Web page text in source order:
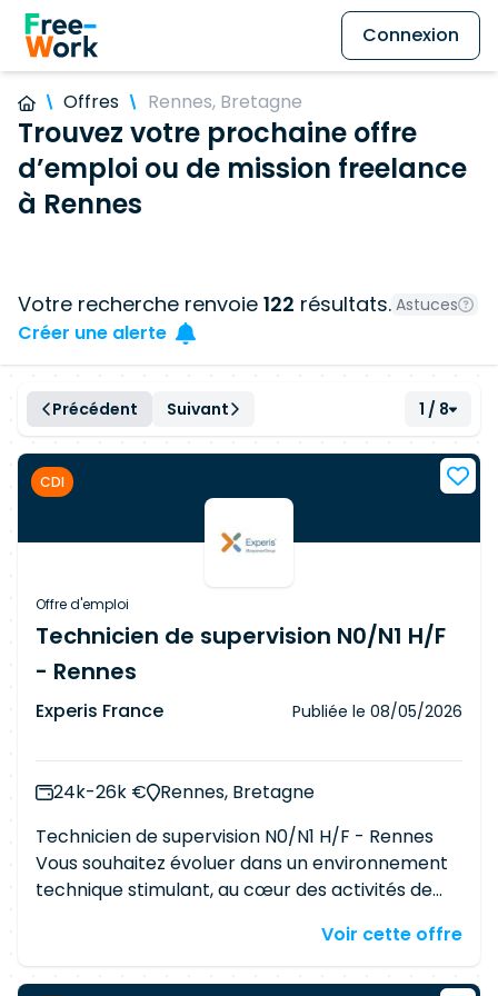
Connexion
Offres Rennes, Bretagne
Trouvez votre prochaine offre
d’emploi ou de mission freelance
à Rennes
Votre recherche renvoie 122 résultats. Astuces
Créer une alerte
Précédent Suivant 1 / 8
CDI
Offre d'emploi
Technicien de supervision N0/N1 H/F
- Rennes
Experis France Publiée le 08/05/2026
24k-26k €
Rennes, Bretagne
Technicien de supervision N0/N1 H/F - Rennes
Vous souhaitez évoluer dans un environnement
technique stimulant, au cœur des activités de
nos équipes et intervenez sur le site rennais d'un
Voir cette offre